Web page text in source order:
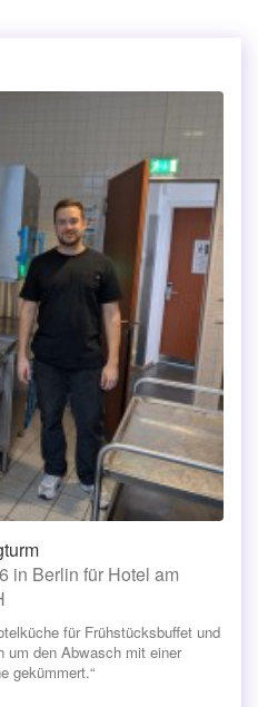
in Berlin für Hotel am
für Frühstücksbuffet und
um den Abwasch mit einer
gekümmert.“